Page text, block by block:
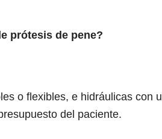
prótesis de pene?
o flexibles, e hidráulicas con
del paciente.